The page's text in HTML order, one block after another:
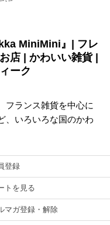
MiniMini』| フレ
店 | かわいい雑貨 |
ーク
フランス雑貨を中心に
、いろいろな国のかわ
登録
トを見る
マガ登録・解除